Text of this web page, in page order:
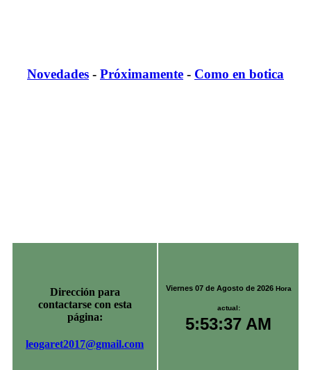
Novedades - Próximamente - Como en botica
Dirección para
contactarse con esta
página:
leogaret2017@gmail.com
Viernes 07 de Agosto de 2026 Hora
actual:
5:53:37 AM